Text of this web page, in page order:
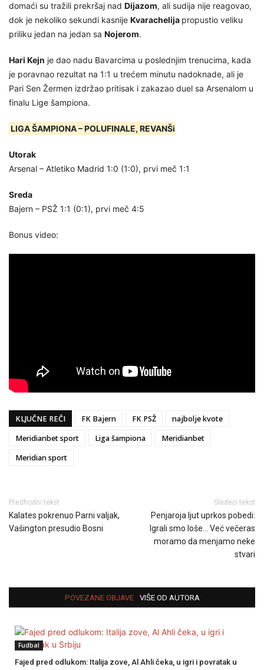
domaći su tražili prekršaj nad Dijazom, ali sudija nije reagovao,
dok je nekoliko sekundi kasnije Kvarachelija propustio veliku
priliku jedan na jedan sa Nojerom.
Hari Kejn je dao nadu Bavarcima u poslednjim trenucima, kada
je poravnao rezultat na 1:1 u trećem minutu nadoknade, ali je
Pari Sen Žermen izdržao pritisak i zakazao duel sa Arsenalom u
finalu Lige šampiona.
LIGA ŠAMPIONA – POLUFINALE, REVANŠi
Utorak
Arsenal – Atletiko Madrid 1:0 (1:0), prvi meč 1:1
Sreda
Bajern – PSŽ 1:1 (0:1), prvi meč 4:5
Bonus video:
KLJUČNE REČI FK Bajern FK PSŽ
najbolje kvote
Meridianbet sport
Liga šampiona
Meridianbet
Meridian sport
Predhodni tekst
Kalates pokrenuo Parni valjak,
Vašington presudio Bosni
Sledeći tekst
Penjaroja ljut uprkos pobedi:
Igrali smo loše… Već večeras
moramo da menjamo neke
stvari
POVEZANE OBJAVE VIŠE OD AUTORA
Fudbal
Fajed pred odlukom: Italija zove, Al Ahli čeka, u igri i povratak u